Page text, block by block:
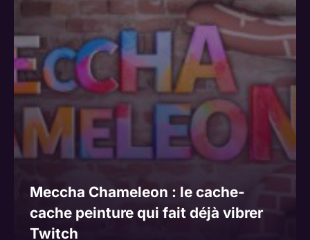
Meccha Chameleon : le cache-
cache peinture qui fait déjà vibrer
Twitch